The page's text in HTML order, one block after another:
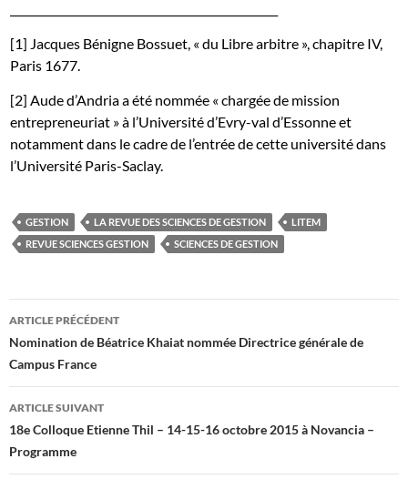
[1] Jacques Bénigne Bossuet, « du Libre arbitre », chapitre IV,
Paris 1677.
[2] Aude d’Andria a été nommée « chargée de mission
entrepreneuriat » à l’Université d’Evry-val d’Essonne et
notamment dans le cadre de l’entrée de cette université dans
l’Université Paris-Saclay.
GESTION LA REVUE DES SCIENCES DE GESTION
LITEM
REVUE SCIENCES GESTION
SCIENCES DE GESTION
Navigation
des
articles
ARTICLE PRÉCÉDENT
Nomination de Béatrice Khaiat nommée Directrice générale de
Campus France
ARTICLE SUIVANT
18e Colloque Etienne Thil – 14-15-16 octobre 2015 à Novancia –
Programme